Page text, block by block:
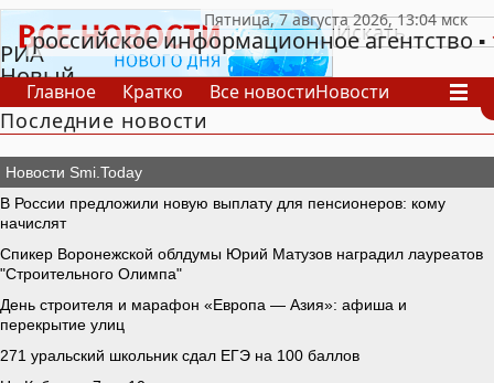
РИА
Новый
День
российское информационное агентство
Главное Кратко Все новостиНовости
В России
В мире
СпецпроектыПроекты Архив
Последние новости